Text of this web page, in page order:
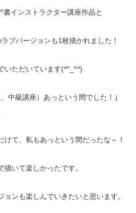
インストラクター講座作品と
ブバージョンも1枚描かれました！
いただいています(*^_^*)
中級講座）あっという間でした！｣
けて、私もあっという間だったな～！
いて楽しかったです。
ンも楽しんでいきたいと思います。